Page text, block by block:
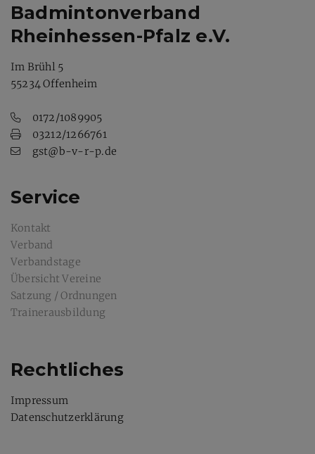
Badmintonverband
Rheinhessen-Pfalz e.V.
Im Brühl 5
55234 Offenheim
0172/1089905
03212/1266761
gst@b-v-r-p.de
Service
Kontakt
Verband
Verbandstage
Übersicht Vereine
Satzung / Ordnungen
Trainerausbildung
Rechtliches
Impressum
Datenschutzerklärung